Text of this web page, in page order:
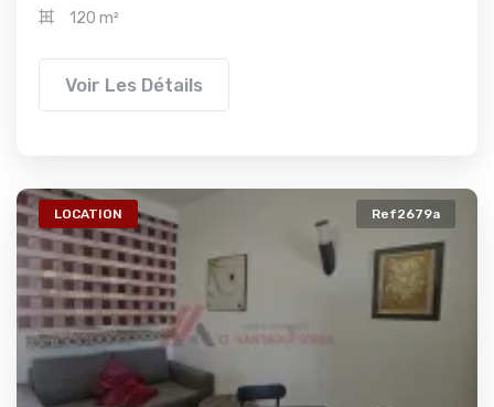
120 m²
Voir Les Détails
LOCATION Ref2679a